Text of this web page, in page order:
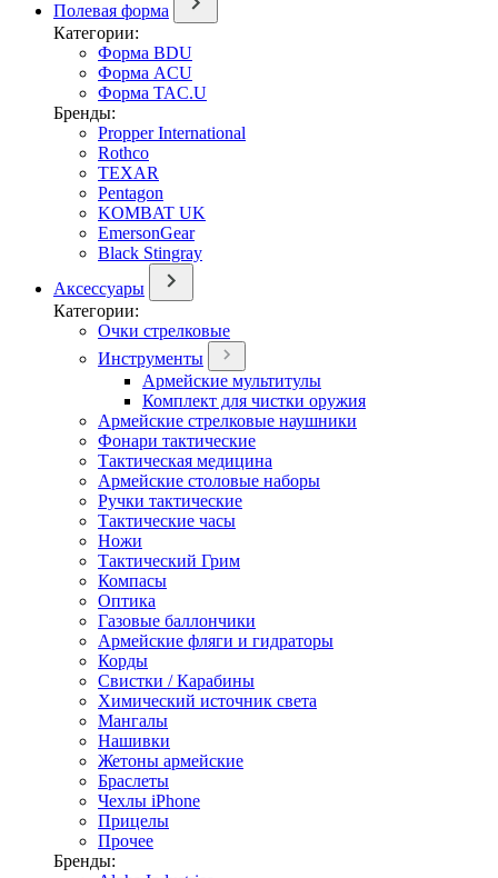
Полевая форма
Категории:
Форма BDU
Форма ACU
Форма TAC.U
Бренды:
Propper International
Rothco
TEXAR
Pentagon
KOMBAT UK
EmersonGear
Black Stingray
Аксессуары
Категории:
Очки стрелковые
Инструменты
Армейские мультитулы
Комплект для чистки оружия
Армейские стрелковые наушники
Фонари тактические
Тактическая медицина
Армейские столовые наборы
Ручки тактические
Тактические часы
Ножи
Тактический Грим
Компасы
Оптика
Газовые баллончики
Армейские фляги и гидраторы
Корды
Свистки / Карабины
Химический источник света
Мангалы
Нашивки
Жетоны армейские
Браслеты
Чехлы iPhone
Прицелы
Прочее
Бренды: